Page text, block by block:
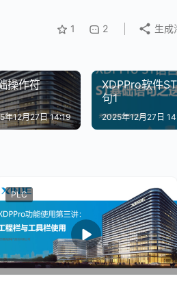
1 2 生成
操作符
年12月27日 14:19
XDPPro软件
句1
2025年12月27日
PLC